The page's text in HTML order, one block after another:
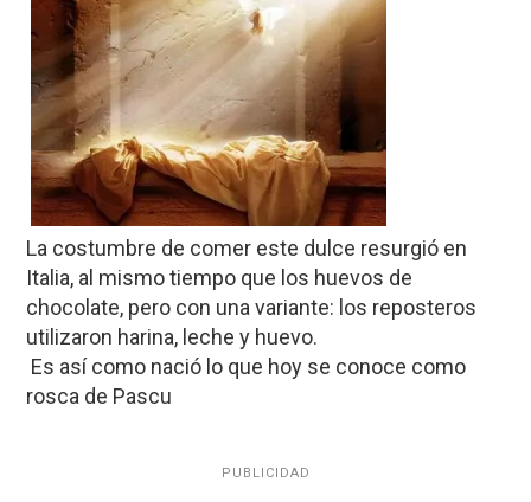
La costumbre de comer este dulce resurgió en
Italia, al mismo tiempo que los huevos de
chocolate, pero con una variante: los reposteros
utilizaron harina, leche y huevo.
Es así como nació lo que hoy se conoce como
rosca de Pascu
PUBLICIDAD